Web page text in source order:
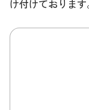
け付けております